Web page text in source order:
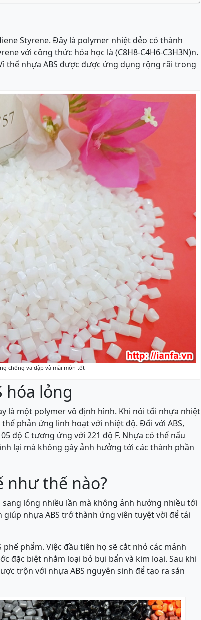
Styrene. Đây là polymer nhiệt dẻo có thành
với công thức hóa học là (C8H8-C4H6-C3H3N)n.
thế nhựa ABS được được ứng dụng rộng rãi trong
chống va đập và mài mòn tốt
hóa lỏng
là một polymer vô định hình. Khi nói tối nhựa nhiệt
phản ứng linh hoạt với nhiệt độ. Đối với ABS,
độ C tương ứng với 221 độ F. Nhựa có thể nấu
lại mà không gây ảnh hưởng tới các thành phần
như thế nào?
sang lỏng nhiều lần mà không ảnh hưởng nhiều tới
nhựa ABS trở thành ứng viên tuyệt vời để tái
phẩm. Việc đầu tiên họ sẽ cắt nhỏ các mảnh
đặc biệt nhằm loại bỏ bụi bẩn và kim loại. Sau khi
trộn với nhựa ABS nguyên sinh để tạo ra sản